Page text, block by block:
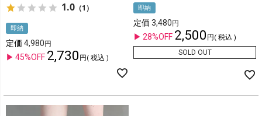
1.0 （1）
即納
定価 4,980
45%OFF 2,730 税込
即納
定価 3,480
28%OFF 2,500
税込
SOLD OUT